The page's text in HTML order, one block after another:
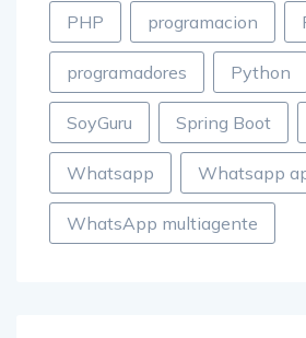
PHP programacion
programadores Python
SoyGuru Spring Boot
Whatsapp Whatsapp
WhatsApp multiagente